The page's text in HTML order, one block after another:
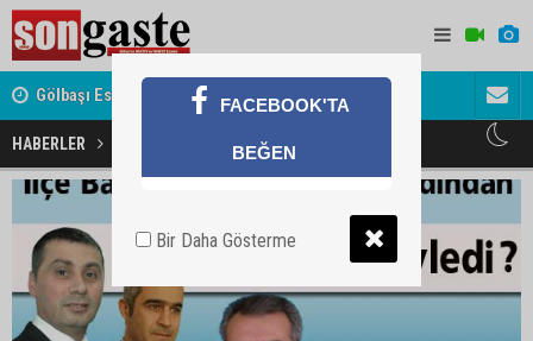
Gölbaşı Esnafının Sesi Ankara Kalkınma Ajansı'nda Avukat
akını
HABERLER İlçe Başkanları seçimi değerlendirdi
FACEBOOK'TA
BEĞEN
Bir Daha Gösterme